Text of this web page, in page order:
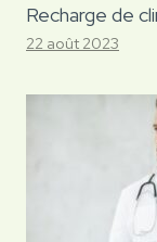
Recharge de
22 août 2023